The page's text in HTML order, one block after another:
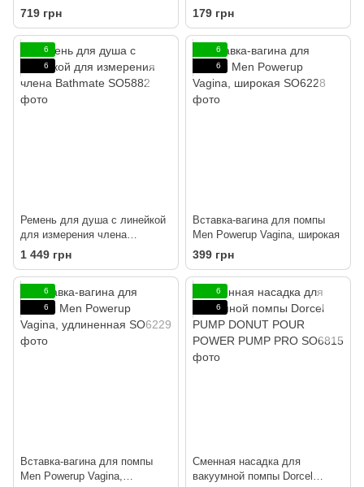
длины, диаметра и длины
окружности члена
719 грн 179 грн
6
6
Ремень для душа с линейкой
для измерения члена
Bathmate
1 449 грн
6
6
Вставка-вагина для помпы
Men Powerup Vagina, широкая
399 грн
6
6
Вставка-вагина для помпы
Men Powerup Vagina,
6
6
Сменная насадка для
вакуумной помпы Dorcel